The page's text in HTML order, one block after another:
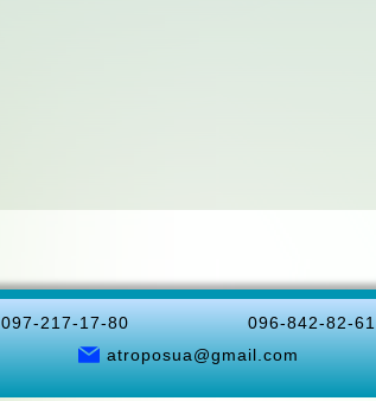
097-217-17-80 096-842-82-61
atroposua@gmail.com